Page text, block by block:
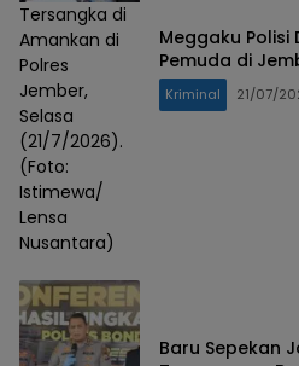
Tersangka di
Amankan di
Polres
Jember,
Selasa
(21/7/2026).
(Foto:
Istimewa/
Lensa
Nusantara)
Meggaku Polisi
Pemuda di
Kriminal 21/07/
Baru Sepekan